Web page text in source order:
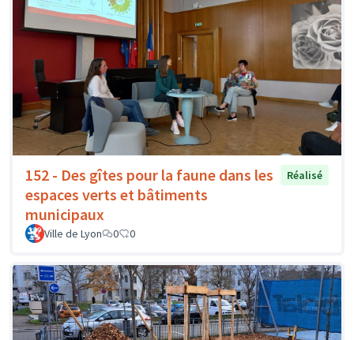
152 - Des gîtes pour la faune dans les
espaces verts et bâtiments
municipaux
Réalisé
Ville de Lyon 0 0